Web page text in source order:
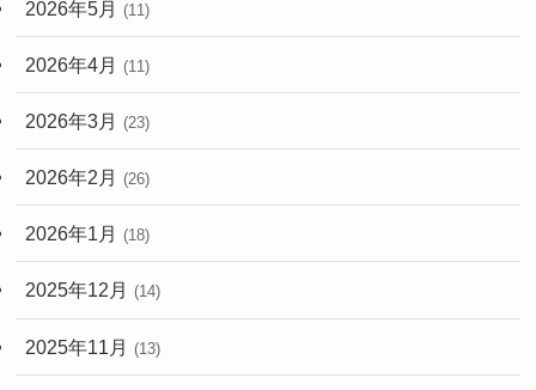
2026年5月 (11)
2026年4月 (11)
2026年3月 (23)
2026年2月 (26)
2026年1月 (18)
2025年12月 (14)
2025年11月 (13)